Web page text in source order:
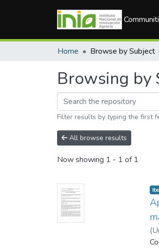
Home Browse by Subject
Browsing by
Filter results by typing the first
All browse results
Now showing 1 - 1 of 1
(